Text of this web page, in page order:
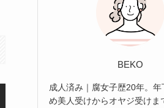
BEKO
成人済み｜腐女子歴20年。
め美人受けからオヤジ受けま